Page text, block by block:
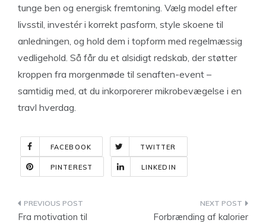
tunge ben og energisk fremtoning. Vælg model efter
livsstil, investér i korrekt pasform, style skoene til
anledningen, og hold dem i topform med regelmæssig
vedligehold. Så får du et alsidigt redskab, der støtter
kroppen fra morgenmøde til senaften-event –
samtidig med, at du inkorporerer mikrobevægelse i en
travl hverdag.
FACEBOOK TWITTER
PINTEREST LINKEDIN
Indlægsnavigation
Fra motivation til
Forbrænding af kalorier